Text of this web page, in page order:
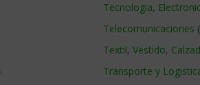
.
Tecnologia,
Telecomunicaciones
Textil, Vestido,
Transporte y